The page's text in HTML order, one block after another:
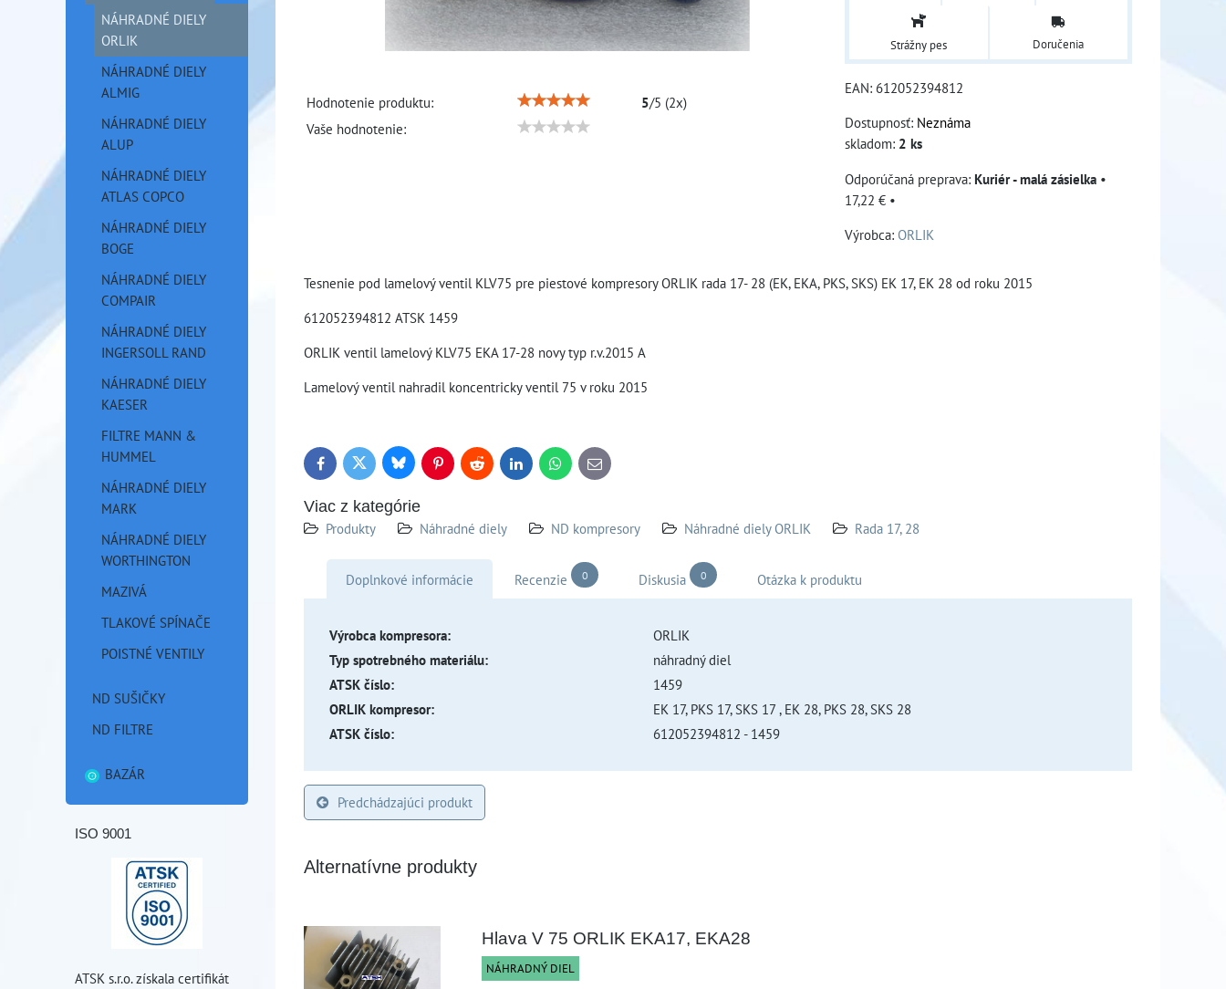
Hodnotenie produktu: 5/5 (2x)
Vaše hodnotenie:
Strážny pes Doručenia
EAN: 612052394812
Dostupnosť: Neznáma
skladom: 2 ks
Kuriér - malá zásielka •
17,22 € •
Výrobca: ORLIK
Tesnenie pod lamelový ventil KLV75 pre piestové kompresory ORLIK rada 17- 28 (EK, EKA, PKS, SKS) EK 17, EK 28 od roku 2015
612052394812 ATSK 1459
ORLIK ventil lamelový KLV75 EKA 17-28 novy typ r.v.2015 A
Lamelový ventil nahradil koncentricky ventil 75 v roku 2015
FacebookTwitter BlueskyPinterestReddit LinkedInWhatsApp
E-
mail
Viac z kategórie
Produkty
Náhradné diely ND kompresory Náhradné diely ORLIK Rada 17, 28
Doplnkové informácie Recenzie 0 Diskusia 0 Otázka k produktu
Výrobca kompresora:
ORLIK
Typ spotrebného materiálu:
náhradný diel
ATSK číslo:
1459
ORLIK kompresor:
EK 17, PKS 17, SKS 17 , EK 28, PKS 28, SKS 28
ATSK číslo:
612052394812 - 1459
Predchádzajúci produkt
Alternatívne produkty
Hlava V 75 ORLIK EKA17, EKA28
NÁHRADNÝ DIEL
NÁHRADNÉ DIELY
ORLIK
NÁHRADNÉ DIELY
ALMIG
NÁHRADNÉ DIELY
ALUP
NÁHRADNÉ DIELY
ATLAS COPCO
NÁHRADNÉ DIELY
BOGE
NÁHRADNÉ DIELY
COMPAIR
NÁHRADNÉ DIELY
INGERSOLL RAND
NÁHRADNÉ DIELY
KAESER
FILTRE MANN &
HUMMEL
NÁHRADNÉ DIELY
MARK
NÁHRADNÉ DIELY
WORTHINGTON
MAZIVÁ
TLAKOVÉ SPÍNAČE
POISTNÉ VENTILY
ND SUŠIČKY
ND FILTRE
BAZÁR
ISO 9001
ATSK s.r.o. získala certifikát